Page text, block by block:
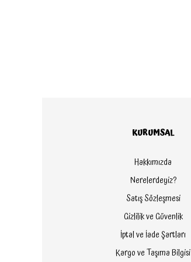
KURUMSAL
Hakkımızda
Nerelerdeyiz?
Satış Sözleşmesi
Gizlilik ve Güvenlik
İptal ve İade Şartları
Kargo ve Taşıma Bilgisi